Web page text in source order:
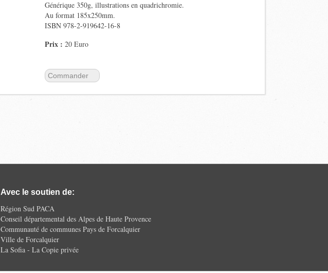
Générique 350g, illustrations en quadrichromie.
Au format 185x250mm.
ISBN 978-2-919642-16-8
Prix :20 Euro
Commander
Avec le soutien de:
Région Sud PACA
Conseil départemental des Alpes de Haute Provence
Communauté de communes Pays de Forcalquier
Ville de Forcalquier
La Sofia - La Copie privée